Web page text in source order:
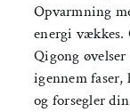
Opvarmning
energi vækkes.
Qigong
igennem
og forsegler